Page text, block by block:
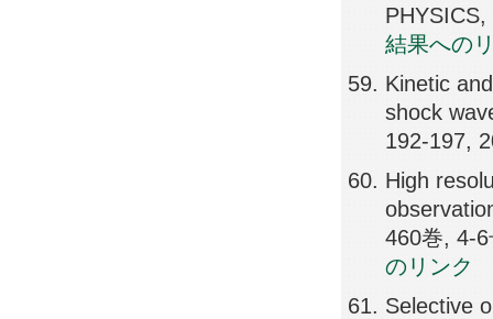
結果への
Kinetic
shock
192-197,
High
460巻, 4-
のリンク
Selective